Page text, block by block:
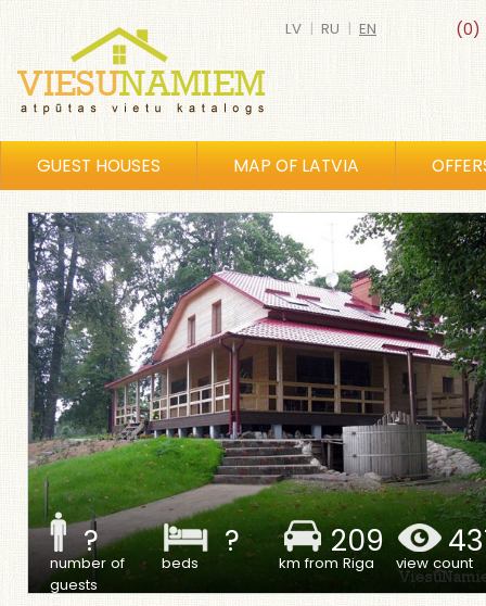
(0)
LV | RU | EN
GUEST HOUSES MAP OF LATVIA
?
number of
guests
?
beds
209
km from Riga view count